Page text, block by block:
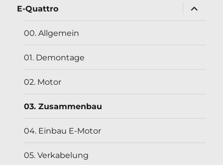
E-Quattro
öffnen
00. Allgemein
01. Demontage
02. Motor
03. Zusammenbau
04. Einbau E-Motor
05. Verkabelung